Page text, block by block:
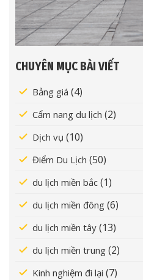
CHUYÊN MỤC BÀI VIẾT
Bảng giá (4)
Cẩm nang du lịch (2)
Dịch vụ (10)
Điểm Du Lịch (50)
du lịch miền bắc (1)
du lịch miền đông (6)
du lịch miền tây (13)
du lịch miền trung (2)
Kinh nghiệm đi lại (7)